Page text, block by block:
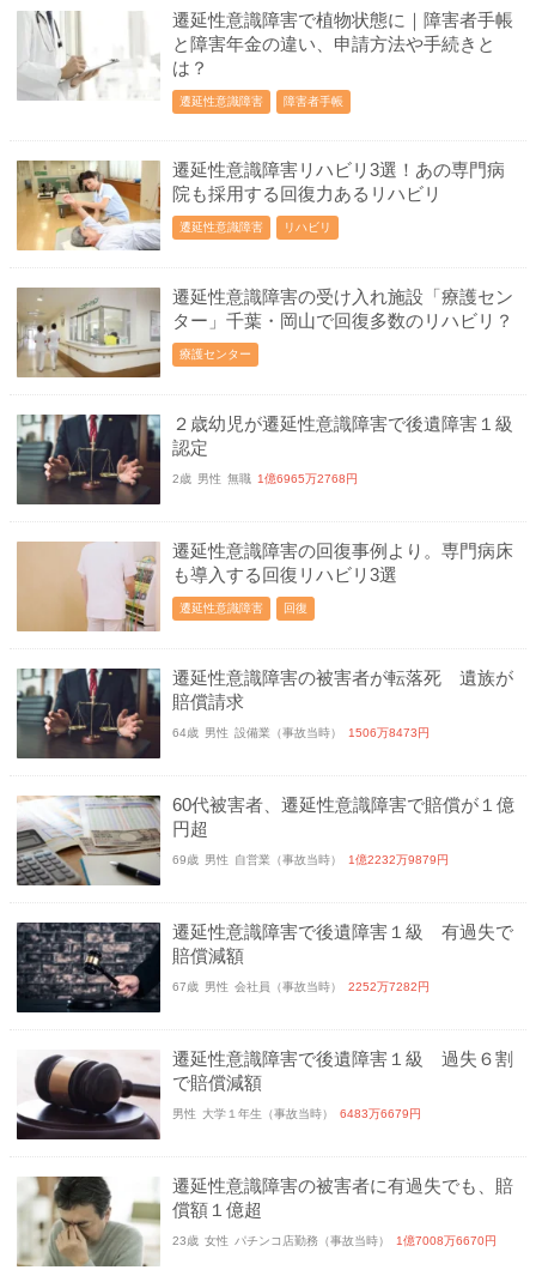
遷延性意識障害で植物状態に｜障害者手帳
と障害年金の違い、申請方法や手続きと
は？
遷延性意識障害 障害者手帳
遷延性意識障害リハビリ3選！あの専門病
院も採用する回復力あるリハビリ
遷延性意識障害 リハビリ
遷延性意識障害の受け入れ施設「療護セン
ター」千葉・岡山で回復多数のリハビリ？
療護センター
２歳幼児が遷延性意識障害で後遺障害１級
認定
2歳 男性 無職 1億6965万2768円
遷延性意識障害の回復事例より。専門病床
も導入する回復リハビリ3選
遷延性意識障害 回復
遷延性意識障害の被害者が転落死 遺族が
賠償請求
64歳 男性 設備業（事故当時） 1506万8473円
60代被害者、遷延性意識障害で賠償が１億
円超
69歳 男性 自営業（事故当時） 1億2232万9879円
遷延性意識障害で後遺障害１級 有過失で
賠償減額
67歳 男性 会社員（事故当時） 2252万7282円
遷延性意識障害で後遺障害１級 過失６割
で賠償減額
男性 大学１年生（事故当時） 6483万6679円
遷延性意識障害の被害者に有過失でも、賠
償額１億超
23歳 女性 パチンコ店勤務（事故当時） 1億7008万6670円